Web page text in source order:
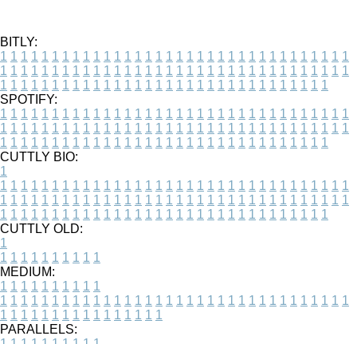
BITLY:
1 1 1 1 1 1 1 1 1 1 1 1 1 1 1 1 1 1 1 1 1 1 1 1 1 1 1 1 1 1 1 1 1 1
1 1 1 1 1 1 1 1 1 1 1 1 1 1 1 1 1 1 1 1 1 1 1 1 1 1 1 1 1 1 1 1 1 1
1 1 1 1 1 1 1 1 1 1 1 1 1 1 1 1 1 1 1 1 1 1 1 1 1 1 1 1 1 1 1 1
SPOTIFY:
1 1 1 1 1 1 1 1 1 1 1 1 1 1 1 1 1 1 1 1 1 1 1 1 1 1 1 1 1 1 1 1 1 1
1 1 1 1 1 1 1 1 1 1 1 1 1 1 1 1 1 1 1 1 1 1 1 1 1 1 1 1 1 1 1 1 1 1
1 1 1 1 1 1 1 1 1 1 1 1 1 1 1 1 1 1 1 1 1 1 1 1 1 1 1 1 1 1 1 1
CUTTLY BIO:
1
1 1 1 1 1 1 1 1 1 1 1 1 1 1 1 1 1 1 1 1 1 1 1 1 1 1 1 1 1 1 1 1 1 1
1 1 1 1 1 1 1 1 1 1 1 1 1 1 1 1 1 1 1 1 1 1 1 1 1 1 1 1 1 1 1 1 1 1
1 1 1 1 1 1 1 1 1 1 1 1 1 1 1 1 1 1 1 1 1 1 1 1 1 1 1 1 1 1 1 1
CUTTLY OLD:
1
1 1 1 1 1 1 1 1 1 1
MEDIUM:
1 1 1 1 1 1 1 1 1 1
1 1 1 1 1 1 1 1 1 1 1 1 1 1 1 1 1 1 1 1 1 1 1 1 1 1 1 1 1 1 1 1 1 1
1 1 1 1 1 1 1 1 1 1 1 1 1 1 1 1
PARALLELS: